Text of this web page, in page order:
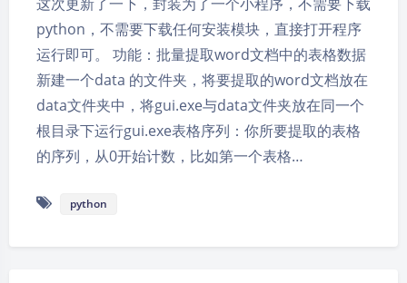
python，不需要下载任何安装模块，直接打开程序
运行即可。 功能：批量提取word文档中的表格数据
新建一个data 的文件夹，将要提取的word文档放在
data文件夹中，将gui.exe与data文件夹放在同一个
根目录下运行gui.exe表格序列：你所要提取的表格
的序列，从0开始计数，比如第一个表格…
python